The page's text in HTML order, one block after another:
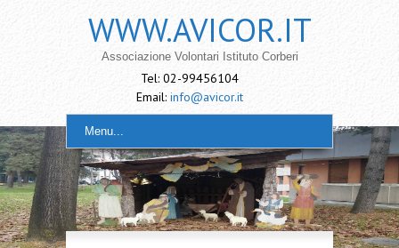
WWW.AVICOR.IT
Associazione Volontari Istituto Corberi
Tel: 02-99456104
Email: info@avicor.it
Menu...